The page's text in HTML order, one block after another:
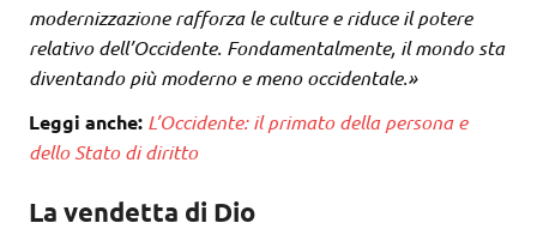
modernizzazione rafforza le culture e riduce il potere
relativo dell’Occidente. Fondamentalmente, il mondo sta
diventando più moderno e meno occidentale.»
Leggi anche: L’Occidente: il primato della persona e
dello Stato di diritto
La vendetta di Dio